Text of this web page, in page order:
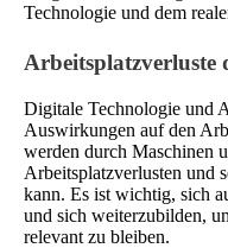
Technologie und dem
Arbeitsplatzverluste
Digitale Technologie und
Auswirkungen auf den
werden durch Maschinen
Arbeitsplatzverlusten und
kann. Es ist wichtig, sich
und sich weiterzubilden,
relevant zu bleiben.